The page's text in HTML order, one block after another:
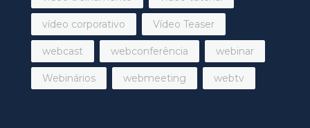
vídeo corporativo Vídeo Teaser
webcast webconferência webinar
Webinários webmeeting webtv